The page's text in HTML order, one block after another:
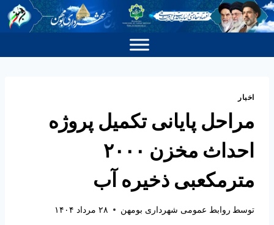
اخبار
مراحل پایانی تکمیل پروژه
احداث مخزن ۲۰۰۰
مترمکعبی ذخیره آب
توسط روابط عمومی شهرداری بومهن ۲۸ مرداد ۱۴۰۴